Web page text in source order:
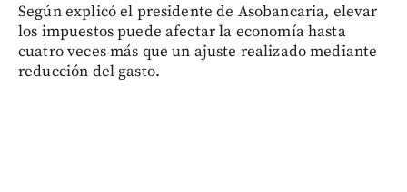
Según explicó el presidente de Asobancaria, elevar
los impuestos puede afectar la economía hasta
cuatro veces más que un ajuste realizado mediante
reducción del gasto.